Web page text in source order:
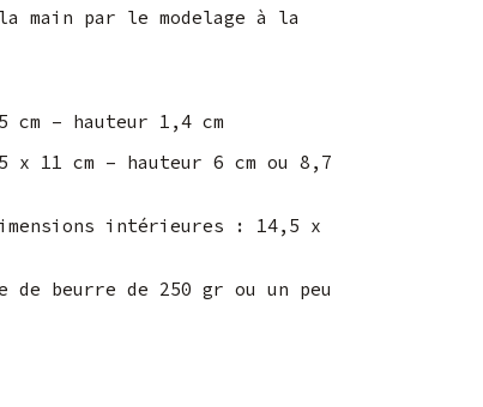
main par le modelage à la
– hauteur 1,4 cm
x 11 cm – hauteur 6 cm ou 8,7
intérieures : 14,5 x
de beurre de 250 gr ou un peu